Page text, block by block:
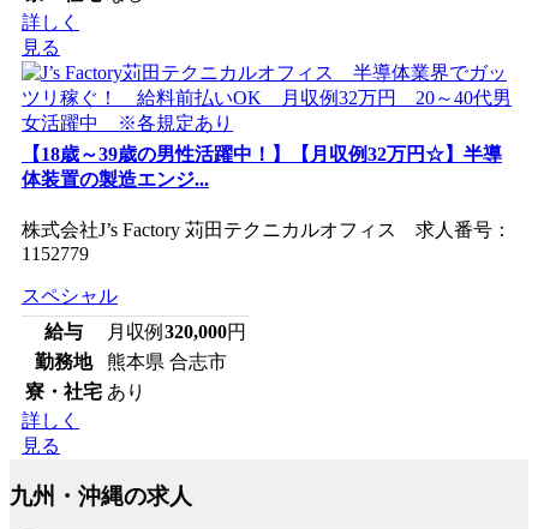
詳しく
見る
【18歳～39歳の男性活躍中！】【月収例32万円☆】半導
体装置の製造エンジ...
株式会社J’s Factory 苅田テクニカルオフィス 求人番号：
1152779
スペシャル
給与
月収例 320,000円
勤務地
熊本県 合志市
寮・社宅 あり
詳しく
見る
九州・沖縄の求人